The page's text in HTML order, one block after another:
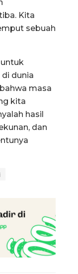
Kita
sebuah
untuk
dunia
masa
kita
hasil
dan